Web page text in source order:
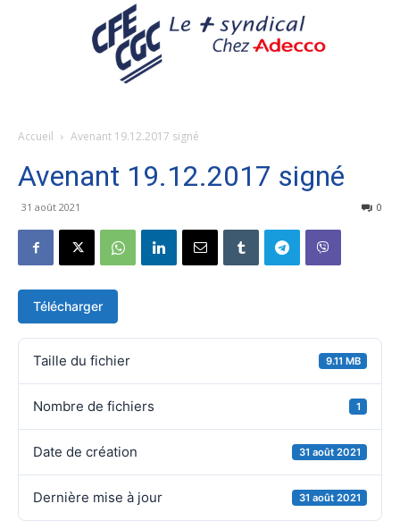
Accueil Avenant 19.12.2017 signé
Avenant 19.12.2017 signé
31 août 2021 0
Télécharger
Taille du fichier 9.11 MB
Nombre de fichiers 1
Date de création 31 août 2021
Dernière mise à jour 31 août 2021